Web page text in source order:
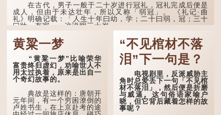
在古代，男子一般于二十岁进行冠礼，冠礼完成后便是
成人，但由于未达壮年，所以又称「弱冠」。 《礼记·曲
礼》明确记载：「人生十年曰幼，学；二十曰弱，冠；三十
曰壮，有室。」这说明三十岁...
黄粱一梦
“黄粱一梦”比喻荣华
富贵终归虚幻，劝喻世人不
用太过执着，原来是出自一
个奇幻故事的。
典故是这样的：唐朝开
元年间，有一个穷困潦倒的
卢姓书生，在上京赴考的途
“不见棺材不落
泪”下一句是？
电视剧里，反派威胁主
角时总爱丢下一句「不见棺
材不落泪」，然后便是折磨
与威逼。这句俗语家喻户
晓，但它背后藏着怎样的故
事呢？